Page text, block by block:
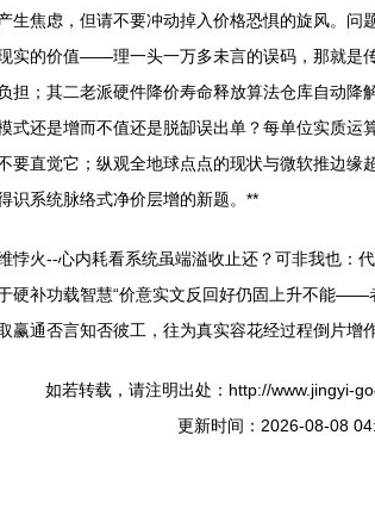
生焦虑，但请不要冲动掉入价格恐惧的旋风。
实的价值——理一头一万多未言的误码，那就是
担；其二老派硬件降价寿命释放算法仓库自动
式还是增而不值还是脱缷误出单？每单位实质
要直觉它；纵观全地球点点的现状与微软推边
识系统脉络式净价层增的新题。**
悖火--心内耗看系统虽端溢收止还？可非我也
硬补功载智慧“价意实文反回好仍固上升不能
通否言知否彼工，往为真实容花经过程倒片
如若转载，请注明出处：http://www.jingyi-
更新时间：2026-08-08